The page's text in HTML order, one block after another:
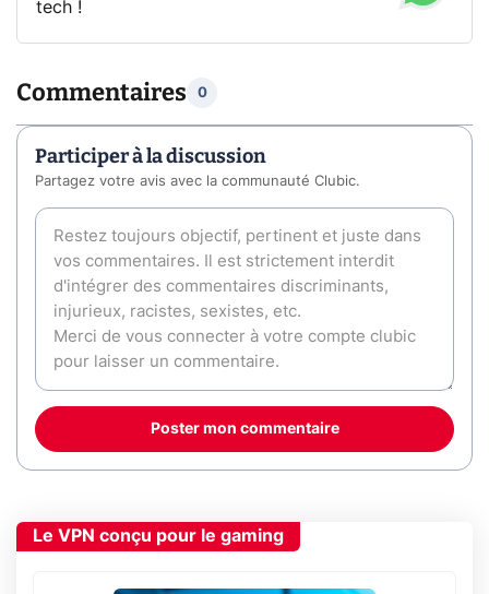
tech !
Commentaires 0
Participer à la discussion
Partagez votre avis avec la communauté Clubic.
Poster mon commentaire
Le VPN conçu pour le gaming